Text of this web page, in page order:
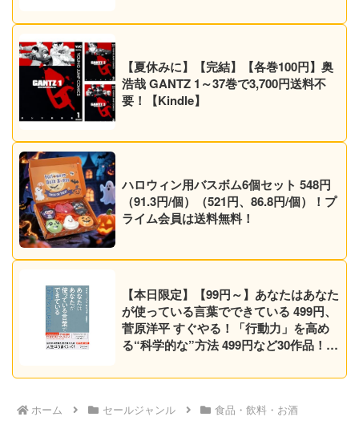
【夏休みに】【完結】【各巻100円】奥
浩哉 GANTZ 1～37巻で3,700円送料不
要！【Kindle】
ハロウィン用バスボム6個セット 548円
（91.3円/個）（521円、86.8円/個）！プ
ライム会員は送料無料！
【本日限定】【99円～】あなたはあなた
が使っている言葉でできている 499円、
菅原洋平 すぐやる！「行動力」を高め
る“科学的な”方法 499円など30作品！
ホーム セールジャンル 食品・飲料・お酒